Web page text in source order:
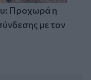
Προχωρά η
με τον